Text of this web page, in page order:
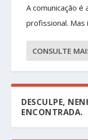
A comunicação é
profissional. Mas
CONSULTE
DESCULPE,
ENCONTRADA.